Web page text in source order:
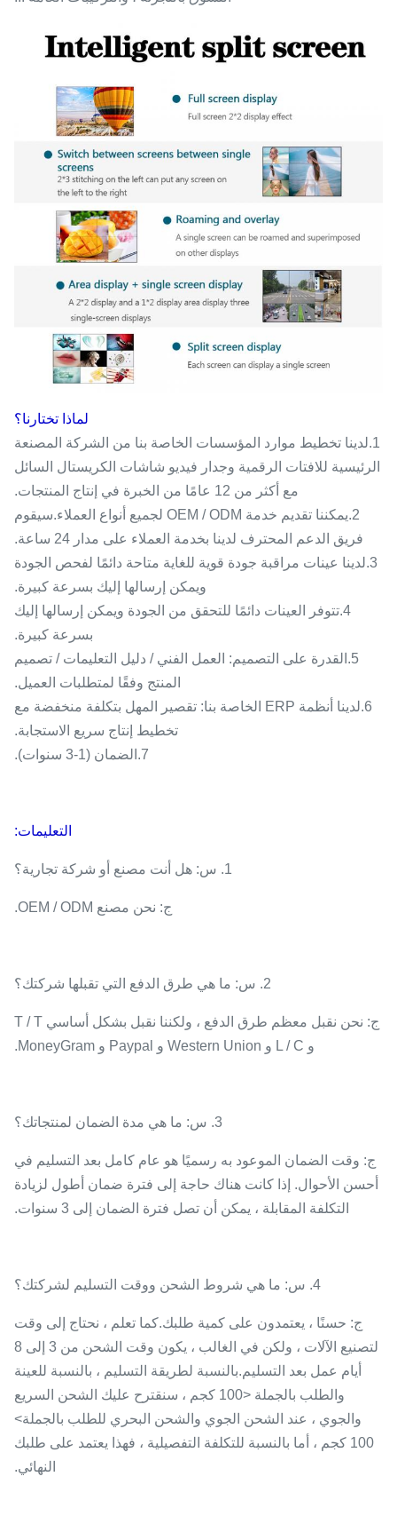
لماذا تختارنا؟
1.لدينا تخطيط موارد المؤسسات الخاصة بنا من الشركة المصنعة
الرئيسية للافتات الرقمية وجدار فيديو شاشات الكريستال السائل
مع أكثر من 12 عامًا من الخبرة في إنتاج المنتجات.
2.يمكننا تقديم خدمة OEM / ODM لجميع أنواع العملاء.سيقوم
فريق الدعم المحترف لدينا بخدمة العملاء على مدار 24 ساعة.
3.لدينا عينات مراقبة جودة قوية للغاية متاحة دائمًا لفحص الجودة
ويمكن إرسالها إليك بسرعة كبيرة.
4.تتوفر العينات دائمًا للتحقق من الجودة ويمكن إرسالها إليك
بسرعة كبيرة.
5.القدرة على التصميم: العمل الفني / دليل التعليمات / تصميم
المنتج وفقًا لمتطلبات العميل.
6.لدينا أنظمة ERP الخاصة بنا: تقصير المهل بتكلفة منخفضة مع
تخطيط إنتاج سريع الاستجابة.
7.الضمان (1-3 سنوات).
التعليمات:
1. س: هل أنت مصنع أو شركة تجارية؟
ج: نحن مصنع OEM / ODM.
2. س: ما هي طرق الدفع التي تقبلها شركتك؟
ج: نحن نقبل معظم طرق الدفع ، ولكننا نقبل بشكل أساسي T / T
و L / C و Western Union و Paypal و MoneyGram.
3. س: ما هي مدة الضمان لمنتجاتك؟
ج: وقت الضمان الموعود به رسميًا هو عام كامل بعد التسليم في
أحسن الأحوال. إذا كانت هناك حاجة إلى فترة ضمان أطول لزيادة
التكلفة المقابلة ، يمكن أن تصل فترة الضمان إلى 3 سنوات.
4. س: ما هي شروط الشحن ووقت التسليم لشركتك؟
ج: حسنًا ، يعتمدون على كمية طلبك.كما تعلم ، نحتاج إلى وقت
لتصنيع الآلات ، ولكن في الغالب ، يكون وقت الشحن من 3 إلى 8
أيام عمل بعد التسليم.بالنسبة لطريقة التسليم ، بالنسبة للعينة
والطلب بالجملة <100 كجم ، سنقترح عليك الشحن السريع
والجوي ، عند الشحن الجوي والشحن البحري للطلب بالجملة>
100 كجم ، أما بالنسبة للتكلفة التفصيلية ، فهذا يعتمد على طلبك
النهائي.